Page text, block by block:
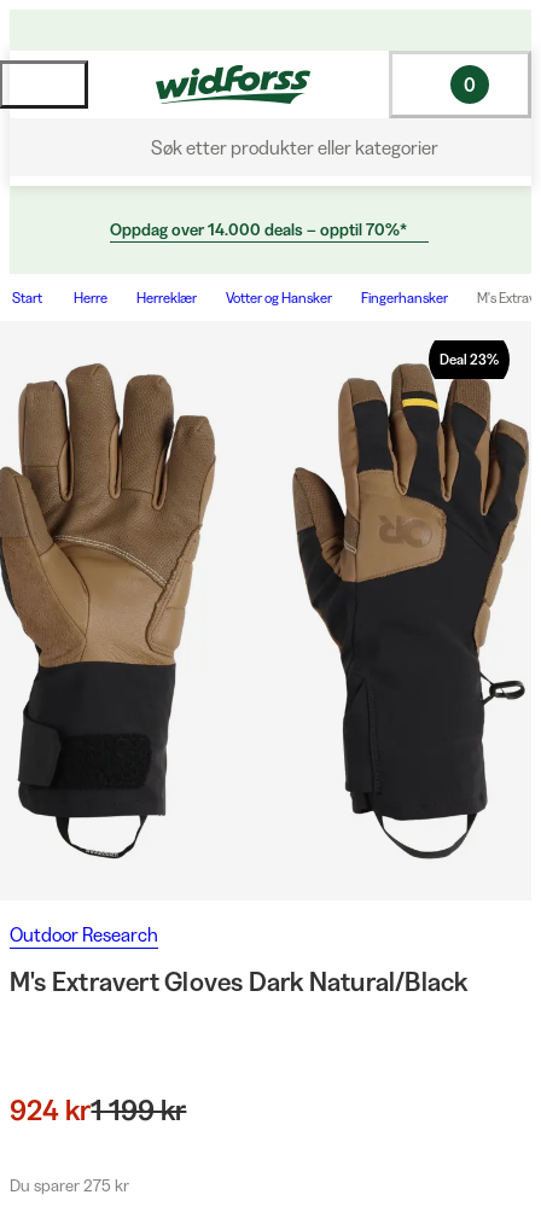
Søk etter produkter eller kategorier
0
Oppdag over 14.000 deals – opptil 70%*
Start Herre Herreklær Votter og Hansker Fingerhansker M's
Deal 23%
Outdoor Research
M's Extravert Gloves Dark Natural/Black
924 kr1 199 kr
Du sparer 275 kr